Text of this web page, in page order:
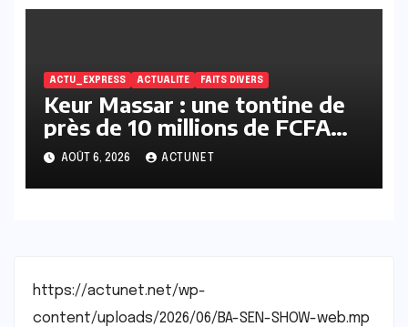
ACTU_EXPRESS ACTUALITE FAITS DIVERS
Keur Massar : une tontine de
près de 10 millions de FCFA
vire au scandale, la
responsable en prison
AOÛT 6, 2026 ACTUNET
https://actunet.net/wp-
content/uploads/2026/06/BA-SEN-SHOW-web.mp